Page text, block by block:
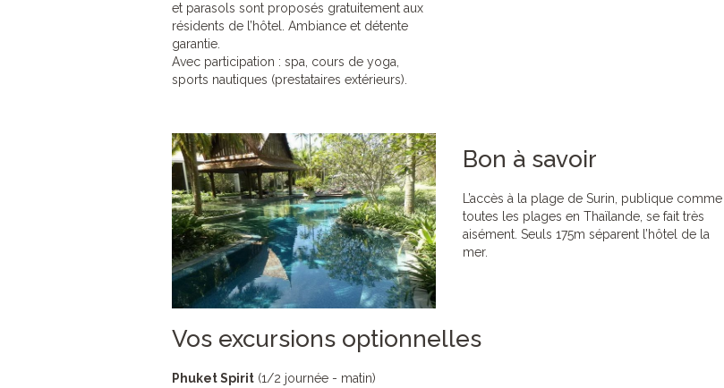
et parasols sont proposés gratuitement aux
résidents de l’hôtel. Ambiance et détente
garantie.
Avec participation : spa, cours de yoga,
sports nautiques (prestataires extérieurs).
Bon à savoir
L’accès à la plage de Surin, publique comme
toutes les plages en Thaïlande, se fait très
aisément. Seuls 175m séparent l’hôtel de la
mer.
Vos excursions optionnelles
Phuket Spirit (1/2 journée - matin)